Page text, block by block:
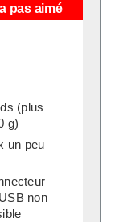
pas aimé
(plus
g)
un peu
non